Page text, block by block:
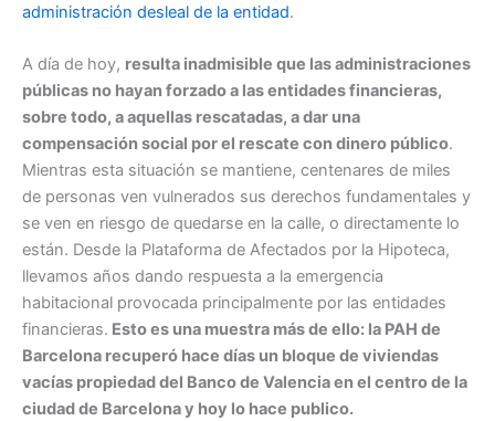
administración desleal de la entidad.
A día de hoy, resulta inadmisible que las administraciones
públicas no hayan forzado a las entidades financieras,
sobre todo, a aquellas rescatadas, a dar una
compensación social por el rescate con dinero público.
Mientras esta situación se mantiene, centenares de miles
de personas ven vulnerados sus derechos fundamentales y
se ven en riesgo de quedarse en la calle, o directamente lo
están. Desde la Plataforma de Afectados por la Hipoteca,
llevamos años dando respuesta a la emergencia
habitacional provocada principalmente por las entidades
financieras. Esto es una muestra más de ello: la PAH de
Barcelona recuperó hace días un bloque de viviendas
vacías propiedad del Banco de Valencia en el centro de la
ciudad de Barcelona y hoy lo hace publico.